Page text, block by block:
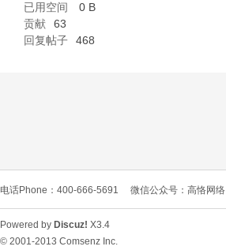
L
已用空间
0 B
贡献
63
回复帖子
468
电话Phone：400-666-5691 微信公众号：高恪网络
Powered by Discuz! X3.4
© 2001-2013 Comsenz Inc.